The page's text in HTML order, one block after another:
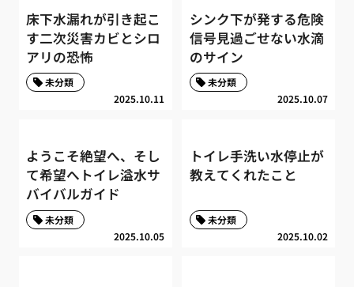
床下水漏れが引き起こ
す二次災害カビとシロ
アリの恐怖
2025.10.11
未分類
シンク下が発する危険
信号見過ごせない水滴
のサイン
2025.10.07
未分類
ようこそ絶望へ、そし
て希望へトイレ溢水サ
バイバルガイド
2025.10.05
未分類
トイレ手洗い水停止が
教えてくれたこと
2025.10.02
未分類